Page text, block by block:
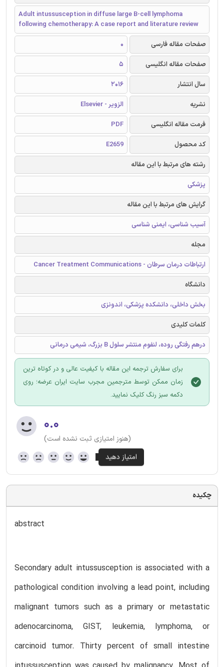
Adult intussusception in diffuse large B-cell lymphoma
following chemotherapy: A case report and literature review
صفحات مقاله فارسی
0
صفحات مقاله انگلیسی
5
سال انتشار
2016
نشریه
الزویر - Elsevier
فرمت مقاله انگلیسی
PDF
کد محصول
E2659
رشته های مرتبط با این مقاله
پزشکی
گرایش های مرتبط با این مقاله
آسیب شناسی، ایمنی شناسی
مجله
ارتباطات درمان سرطان - Cancer Treatment Communications
دانشگاه
بخش داخلی، دانشکده پزشکی، اندونزی
کلمات کلیدی
درهم رفتگی روده، لنفوم منتشر سلول B بزرگ، شیمی درمانی
برای سفارش ترجمه این مقاله با کیفیت عالی و در کوتاه ترین
زمان ممکن توسط مترجمین مجرب سایت ایران عرضه؛ روی
دکمه سبز رنگ کلیک نمایید.
۰.۰
(هنوز امتیازی ثبت نشده است)
چکیده
abstract
Secondary adult intussusception is associated with a
pathological condition involving a lead point, including
malignant tumors such as a primary or metastatic
adenocarcinoma, GIST, leukemia, lymphoma, or
carcinoid tumor. Thirty percent of small intestine